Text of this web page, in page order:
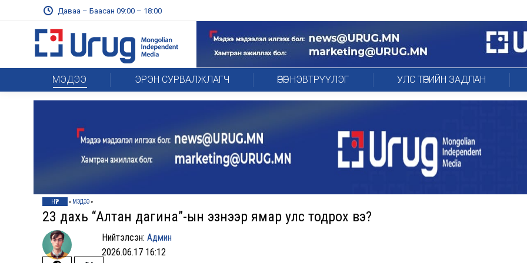
Даваа – Баасан 09:00 – 18:00
МЭДЭЭ ЭРЭН СУРВАЛЖЛАГЧ ӨРӨГ НЭВТРҮҮЛЭГ УЛС ТӨРИЙН ЗАДЛАН
НҮҮР » МЭДЭЭ»
23 дахь “Алтан дагина”-ын эзнээр ямар улс тодрох вэ?
Нийтэлсэн:Админ
2026.06.17 16:12